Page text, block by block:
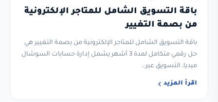
باقة التسويق الشامل للمتاجر الإلكترونية
من بصمة التغيير
باقة التسويق الشامل للمتاجر الإلكترونية من بصمة التغيير هي
حل رقمي متكامل لمدة 3 أشهر يشمل إدارة حسابات السوشال
ميديا، التسويق عبر…
اقرأ المزيد